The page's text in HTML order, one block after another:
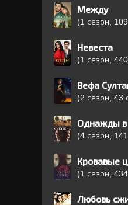
Между
(1 сезон,
Невеста
(1 сезон,
Вефа
(2 сезон, 43
Однажды в
(4 сезон,
Кровавые
(1 сезон,
Любовь